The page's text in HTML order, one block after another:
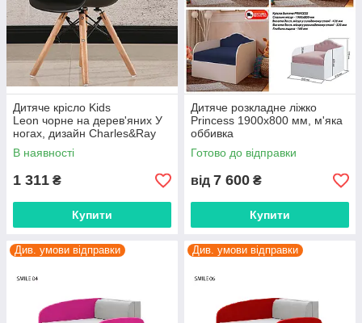
Дитяче крісло Kids
Leon чорне на дерев'яних У
ногах, дизайн Charles&Ray
Eames
В наявності
1 311 ₴
Купити
Дитяче розкладне ліжко
Princess 1900х800 мм, м'яка
оббивка
Готово до відправки
від 7 600 ₴
Купити
Див. умови відправки Див. умови відправки